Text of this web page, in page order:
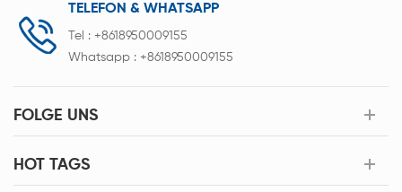
TELEFON & WHATSAPP
Tel : +8618950009155
Whatsapp : +8618950009155
FOLGE UNS
HOT TAGS